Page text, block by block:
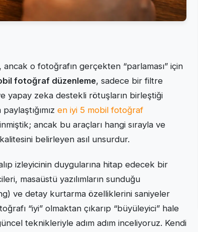
o fotoğrafın gerçekten “parlaması” için
fotoğraf düzenleme, sadece bir filtre
yapay zeka destekli rötuşların birleştiği
en iyi 5 mobil fotoğraf
ancak bu araçları hangi sırayla ve
belirleyen asıl unsurdur.
izleyicinin duygularına hitap edecek bir
masaüstü yazılımların sunduğu
ve detay kurtarma özelliklerini saniyeler
“iyi” olmaktan çıkarıp “büyüleyici” hale
teknikleriyle adım adım inceliyoruz. Kendi